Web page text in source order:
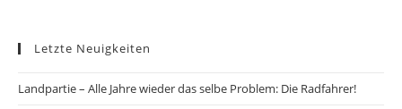
Letzte Neuigkeiten
Landpartie – Alle Jahre wieder das selbe Problem: Die Radfahrer!